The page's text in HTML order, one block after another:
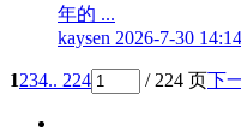
年的 ...
kaysen 2026-7-30 14:14
1234.. 224 / 224 页下